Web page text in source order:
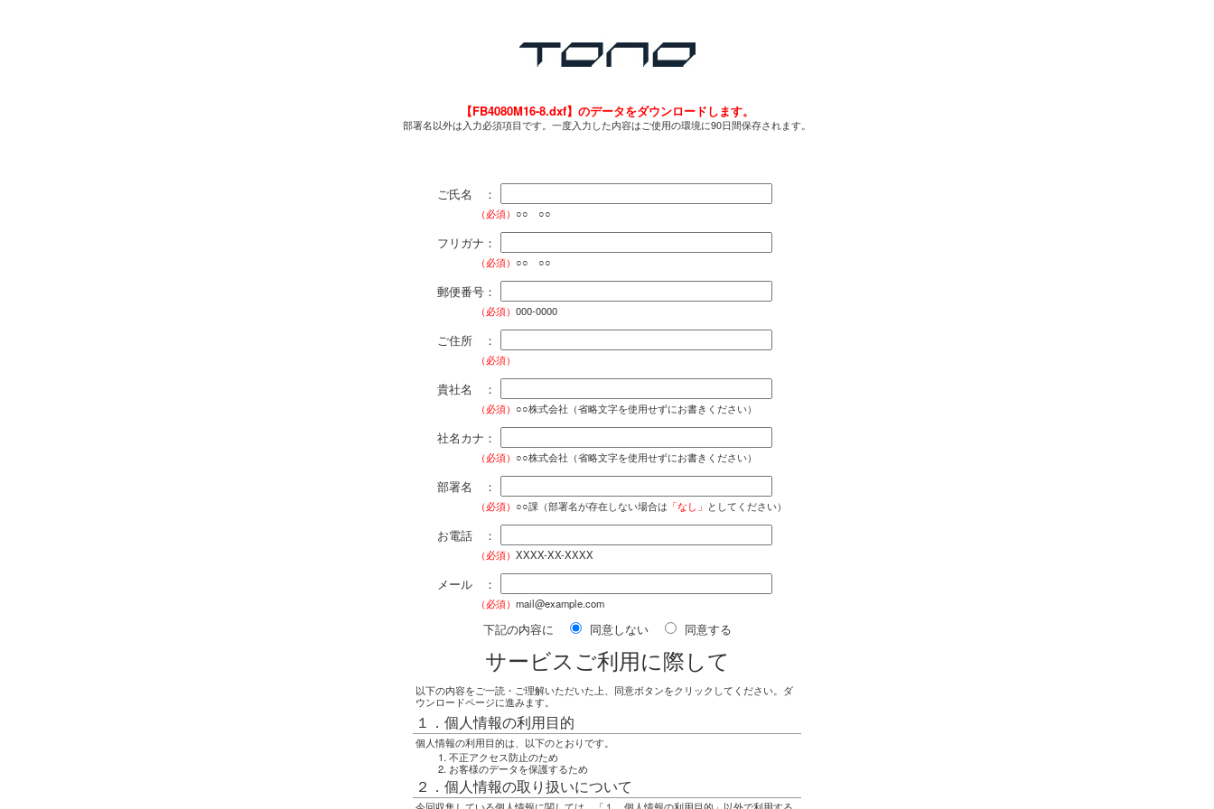
【FB4080M16-8.dxf】のデータをダウンロードします。
部署名以外は入力必須項目です。一度入力した内容はご使用の環境に90日間保存されます。
ご氏名 ：
（必須） ○○ ○○
フリガナ：
（必須） ○○ ○○
郵便番号：
（必須） 000-0000
ご住所 ：
（必須）
貴社名 ：
（必須） ○○株式会社（省略文字を使用せずにお書きください）
社名カナ：
（必須） ○○株式会社（省略文字を使用せずにお書きください）
部署名 ：
（必須） ○○課（部署名が存在しない場合は 「なし」 としてください）
お電話 ：
（必須） XXXX-XX-XXXX
メール ：
（必須） mail@example.com
下記の内容に 同意しない 同意する
サービスご利用に際して
以下の内容をご一読・ご理解いただいた上、同意ボタンをクリックしてください。ダ
ウンロードページに進みます。
１．個人情報の利用目的
個人情報の利用目的は、以下のとおりです。
不正アクセス防止のため
お客様のデータを保護するため
２．個人情報の取り扱いについて